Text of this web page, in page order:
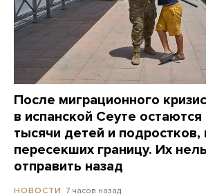
После миграционного
в испанской Сеуте
тысячи детей и подростков,
пересекших границу. Их
отправить назад
НОВОСТИ 7 часов назад